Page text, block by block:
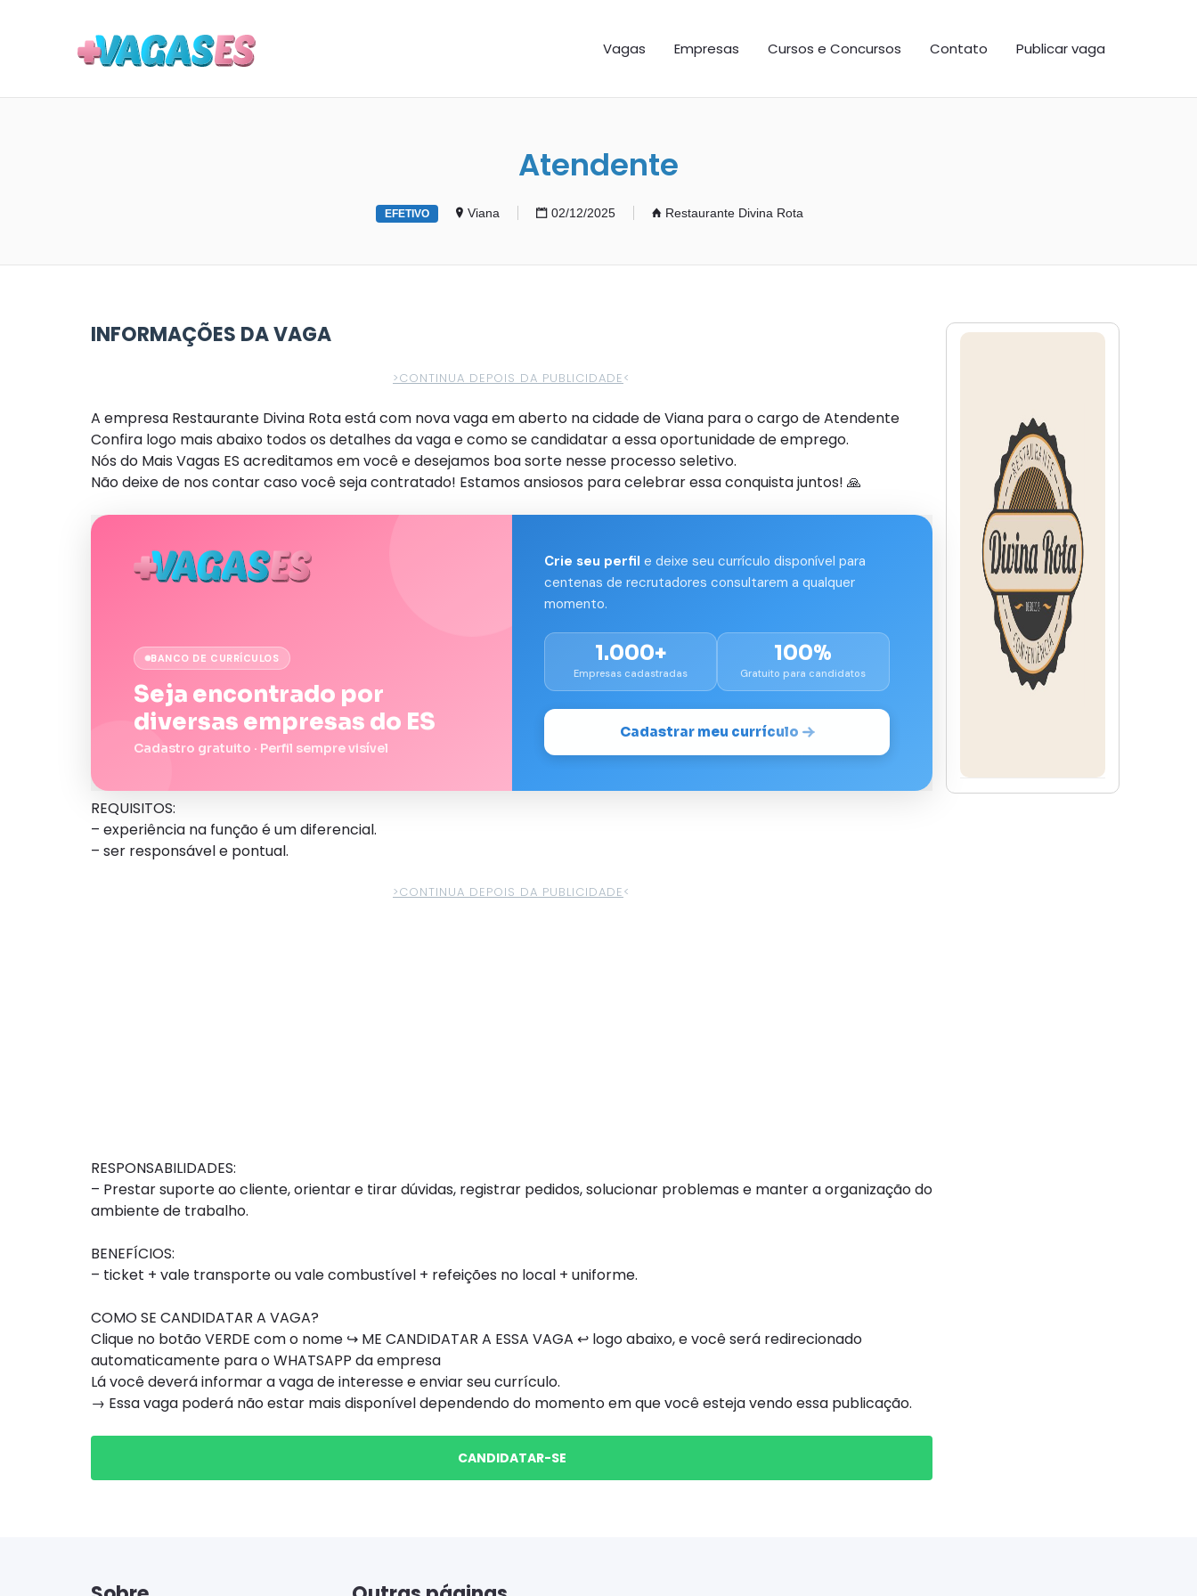
Vagas Empresas Cursos e Concursos Contato Publicar vaga
Atendente
EFETIVO Viana 02/12/2025 Restaurante Divina Rota
INFORMAÇÕES DA VAGA
>CONTINUA DEPOIS DA PUBLICIDADE<
A empresa Restaurante Divina Rota está com nova vaga em aberto na cidade de Viana para o cargo de Atendente
Confira logo mais abaixo todos os detalhes da vaga e como se candidatar a essa oportunidade de emprego.
Nós do Mais Vagas ES acreditamos em você e desejamos boa sorte nesse processo seletivo.
Não deixe de nos contar caso você seja contratado! Estamos ansiosos para celebrar essa conquista juntos! 🙏
BANCO DE CURRÍCULOS
Seja encontrado por
diversas empresas do ES
Cadastro gratuito · Perfil sempre visível
Crie seu perfil e deixe seu currículo disponível para
centenas de recrutadores consultarem a qualquer
momento.
1.000+
Empresas cadastradas
100%
Gratuito para candidatos
Cadastrar meu currículo
REQUISITOS:
– experiência na função é um diferencial.
– ser responsável e pontual.
>CONTINUA DEPOIS DA PUBLICIDADE<
RESPONSABILIDADES:
– Prestar suporte ao cliente, orientar e tirar dúvidas, registrar pedidos, solucionar problemas e manter a organização do
ambiente de trabalho.
BENEFÍCIOS:
– ticket + vale transporte ou vale combustível + refeições no local + uniforme.
COMO SE CANDIDATAR A VAGA?
Clique no botão VERDE com o nome ↪ ME CANDIDATAR A ESSA VAGA ↩ logo abaixo, e você será redirecionado
automaticamente para o WHATSAPP da empresa
Lá você deverá informar a vaga de interesse e enviar seu currículo.
→ Essa vaga poderá não estar mais disponível dependendo do momento em que você esteja vendo essa publicação.
CANDIDATAR-SE